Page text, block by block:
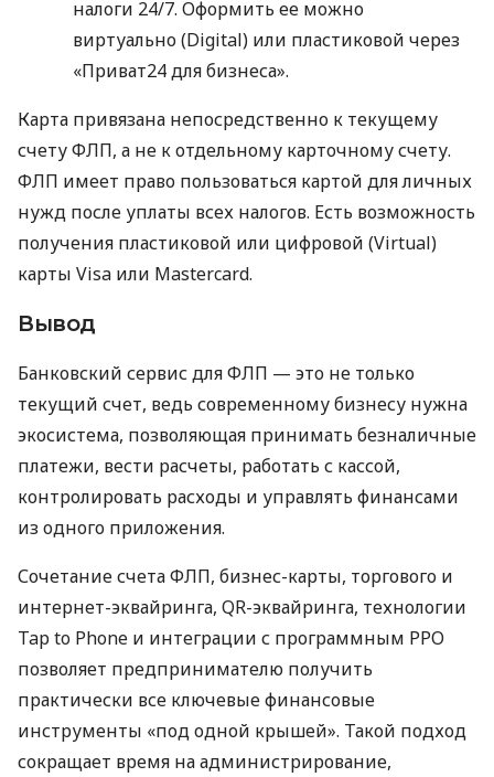
налоги 24/7. Оформить ее можно
виртуально (Digital) или пластиковой через
«Приват24 для бизнеса».
Карта привязана непосредственно к текущему
счету ФЛП, а не к отдельному карточному счету.
ФЛП имеет право пользоваться картой для личных
нужд после уплаты всех налогов. Есть возможность
получения пластиковой или цифровой (Virtual)
карты Visa или Mastercard.
Вывод
Банковский сервис для ФЛП — это не только
текущий счет, ведь современному бизнесу нужна
экосистема, позволяющая принимать безналичные
платежи, вести расчеты, работать с кассой,
контролировать расходы и управлять финансами
из одного приложения.
Сочетание счета ФЛП, бизнес-карты, торгового и
интернет-эквайринга, QR-эквайринга, технологии
Tap to Phone и интеграции с программным РРО
позволяет предпринимателю получить
практически все ключевые финансовые
инструменты «под одной крышей». Такой подход
сокращает время на администрирование,